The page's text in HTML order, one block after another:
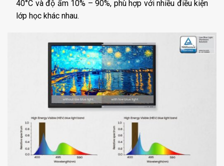
40°C và độ ẩm 10% – 90%, phù hợp với nhiều điều kiện
lớp học khác nhau.